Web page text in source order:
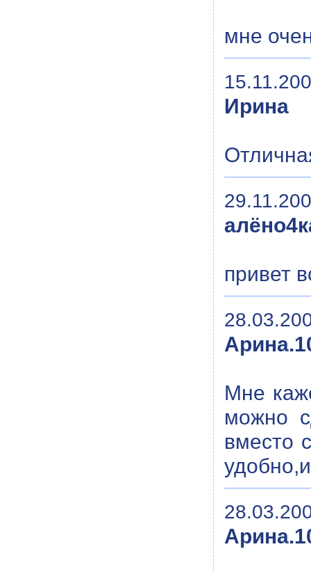
мне
Ирина
привет
Мне
можно
вместо